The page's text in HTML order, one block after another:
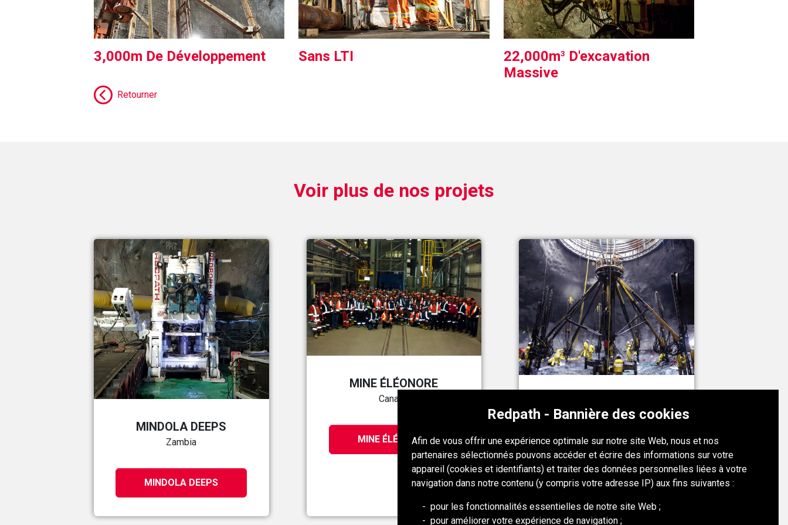
Redpath - Bannière des cookies
Afin de vous offrir une expérience optimale sur notre site Web, nous et nos
partenaires sélectionnés pouvons accéder et écrire des informations sur votre
appareil (cookies et identifiants) et traiter des données personnelles liées à votre
navigation dans notre contenu (y compris votre adresse IP) aux fins suivantes :
pour les fonctionnalités essentielles de notre site Web ;
pour améliorer votre expérience de navigation ;
3,000m De Développement Sans LTI 22,000m3 D'excavation
Massive
Retourner
Voir plus de nos projets
MINDOLA DEEPS
Zambia
MINDOLA DEEPS
MINE ÉLÉONORE
Canada
MINE ÉLÉONORE
Mongolie
OYU TOLGOI MINE